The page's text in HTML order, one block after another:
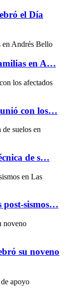
el Día
en A…
con los…
de s…
post-sismos…
su noveno